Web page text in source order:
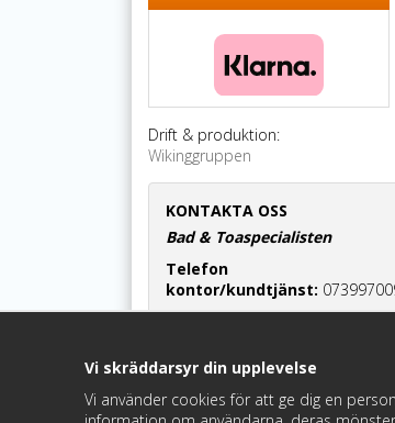
Drift & produktion:
Wikinggruppen
KONTAKTA OSS
Bad & Toaspecialisten
Telefon
kontor/kundtjänst:
Maila oss:
info@badochtoaspecialisten.se
Vi skräddarsyr din upplevelse
Vi använder cookies för att ge dig en